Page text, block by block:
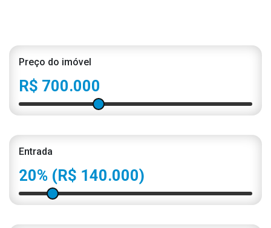
Preço do imóvel
R$ 700.000
Entrada
20% (R$ 140.000)